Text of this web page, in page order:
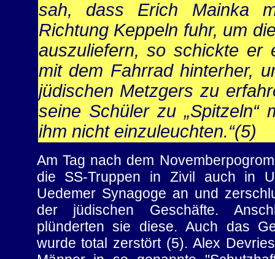
sah, dass Erich Mainka
Richtung Keppeln fuhr, um
auszuliefern, so schickte er
mit dem Fahrrad hinterher,
jüdischen Metzgers zu
seine Schüler zu „Spitzeln“
ihm nicht einzuleuchten.“(5)
Am Tag nach dem
die SS-Truppen in Zivil auch in
Uedemer Synagoge an und
der jüdischen Geschäfte.
plünderten sie diese. Auch das
wurde total zerstört (5). Alex